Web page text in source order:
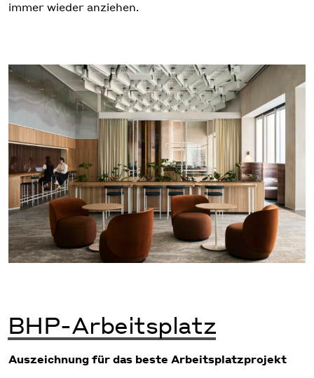
immer wieder anziehen.
BHP-Arbeitsplatz
Auszeichnung für das beste Arbeitsplatzprojekt